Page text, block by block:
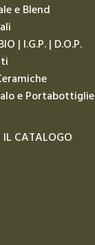
e Blend
| I.G.P. | D.O.P.
e Portabottiglie
IL CATALOGO